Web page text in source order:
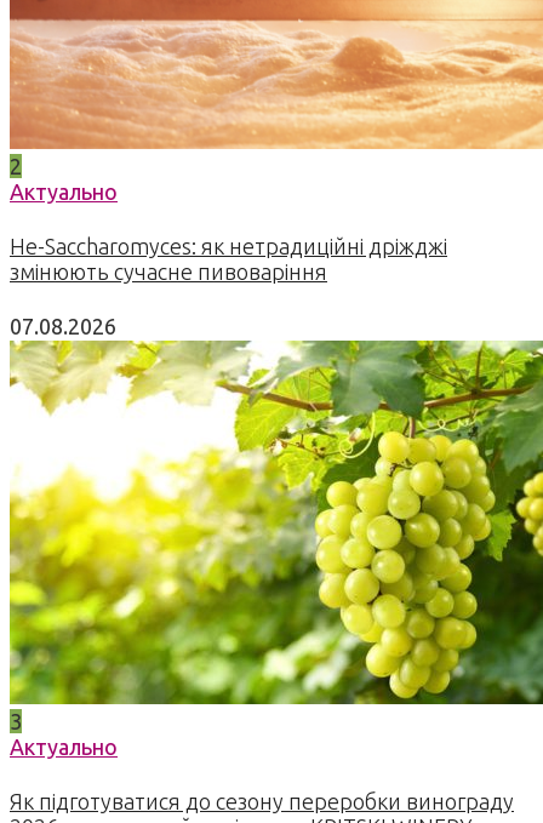
2
Актуально
Не-Saccharomyces: як нетрадиційні дріжджі
змінюють сучасне пивоваріння
07.08.2026
3
Актуально
Як підготуватися до сезону переробки винограду